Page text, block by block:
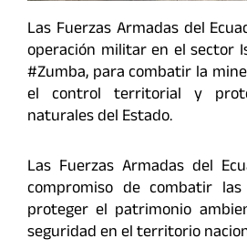
Las Fuerzas Armadas del
operación militar en el sector
#Zumba, para combatir la
el control territorial y
naturales del Estado.
Las Fuerzas Armadas del
compromiso de combatir
proteger el patrimonio
seguridad en el territorio